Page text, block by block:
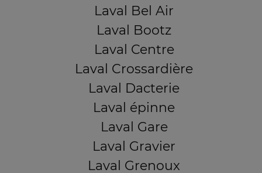
Laval Bel Air
Laval Bootz
Laval Centre
Laval Crossardière
Laval Dacterie
Laval épinne
Laval Gare
Laval Gravier
Laval Grenoux